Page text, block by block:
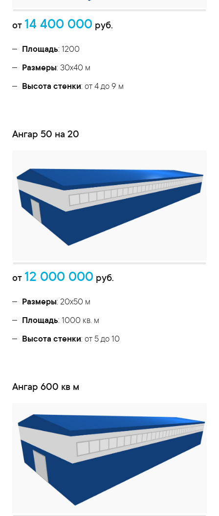
от 14 400 000 руб.
Площадь: 1200
Размеры: 30х40 м
Высота стенки: от 4 до 9 м
Ангар 50 на 20
от 12 000 000 руб.
Размеры: 20х50 м
Площадь: 1000 кв. м
Высота стенки: от 5 до 10
Ангар 600 кв м